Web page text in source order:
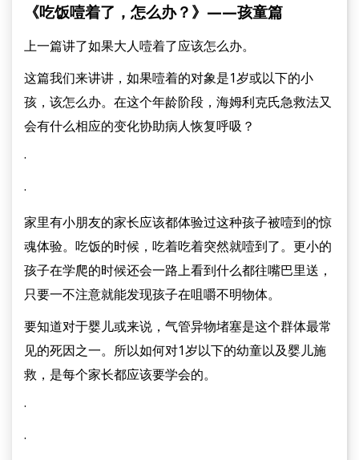
《吃饭噎着了，怎么办？》——孩童篇
上一篇讲了如果大人噎着了应该怎么办。
这篇我们来讲讲，如果噎着的对象是1岁或以下的小
孩，该怎么办。在这个年龄阶段，海姆利克氏急救法又
会有什么相应的变化协助病人恢复呼吸？
·
·
家里有小朋友的家长应该都体验过这种孩子被噎到的惊
魂体验。吃饭的时候，吃着吃着突然就噎到了。更小的
孩子在学爬的时候还会一路上看到什么都往嘴巴里送，
只要一不注意就能发现孩子在咀嚼不明物体。
要知道对于婴儿或来说，气管异物堵塞是这个群体最常
见的死因之一。所以如何对1岁以下的幼童以及婴儿施
救，是每个家长都应该要学会的。
·
·